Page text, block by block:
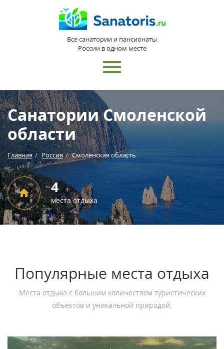
Все санатории и пансионаты
России в одном месте
Санатории Смоленской
области
Главная Россия Смоленская область
4
места отдыха
Популярные места отдыха
Места отдыха с большим количеством туристических
объектов и уникальной природой.